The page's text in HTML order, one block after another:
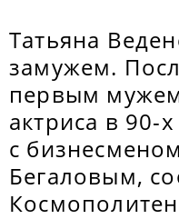
Татьяна
замужем.
первым
актриса в 90-
с
Бегаловым,